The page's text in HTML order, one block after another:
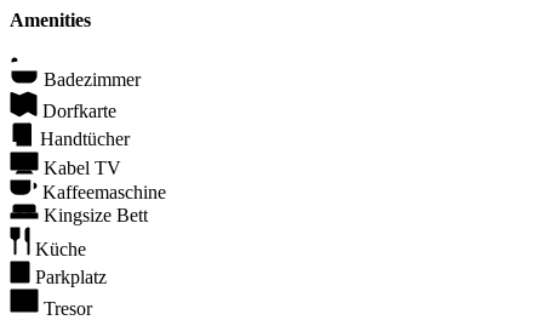
Amenities
Badezimmer
Dorfkarte
Handtücher
Kabel TV
Kaffeemaschine
Kingsize Bett
Küche
Parkplatz
Tresor